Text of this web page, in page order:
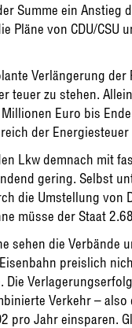
Summe ein Anstieg
Pläne von CDU/CSU
Verlängerung
teuer zu stehen.
Euro bis
der
Lkw demnach mit
gering. Selbst
die Umstellung von
müsse der Staat
sehen die Verbände
preislich
Die
Verkehr –
pro Jahr einsparen.